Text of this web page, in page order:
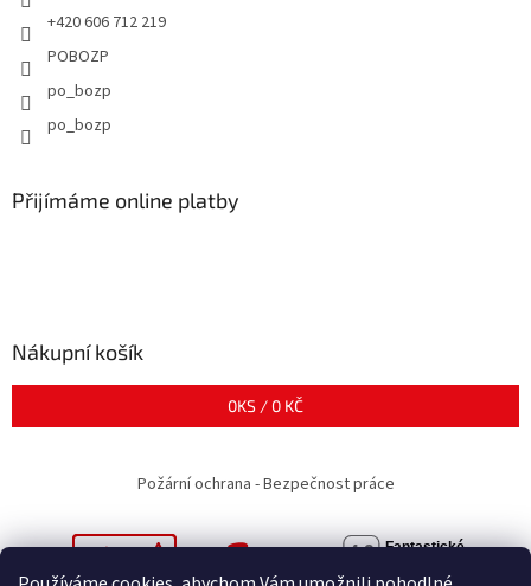
+420 606 712 219
POBOZP
po_bozp
po_bozp
Přijímáme online platby
Nákupní košík
0KS / 0 KČ
Požární ochrana - Bezpečnost práce